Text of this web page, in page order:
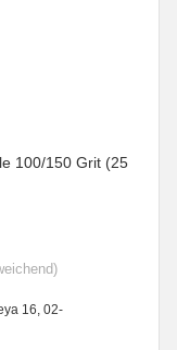
100/150 Grit (25
16, 02-